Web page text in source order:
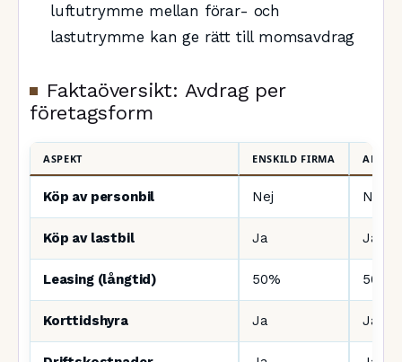
luftutrymme mellan förar- och
lastutrymme kan ge rätt till momsavdrag
Faktaöversikt: Avdrag per
företagsform
ASPEKT ENSKILD FIRMA
Köp av personbil Nej Nej
Köp av lastbil Ja Ja
Leasing (långtid) 50% 50%
Korttidshyra Ja Ja